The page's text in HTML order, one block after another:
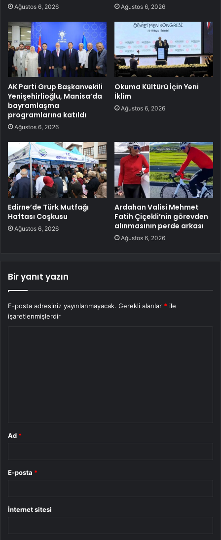
Ağustos 6, 2026 Ağustos 6, 2026
AK Parti Grup Başkanvekili
Yenişehirlioğlu, Manisa’da
bayramlaşma
programlarına katıldı
Ağustos 6, 2026
Okuma Kültürü İçin Yeni
İklim
Ağustos 6, 2026
Edirne’de Türk Mutfağı
Haftası Coşkusu
Ağustos 6, 2026
Ardahan Valisi Mehmet
Fatih Çiçekli’nin görevden
alınmasının perde arkası
Ağustos 6, 2026
Bir yanıt yazın
E-posta adresiniz yayınlanmayacak. Gerekli alanlar * ile
işaretlenmişlerdir
Ad *
E-posta *
İnternet sitesi